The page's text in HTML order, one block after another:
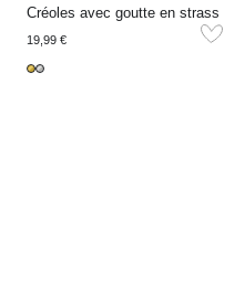
Créoles avec goutte en strass
19,99 €